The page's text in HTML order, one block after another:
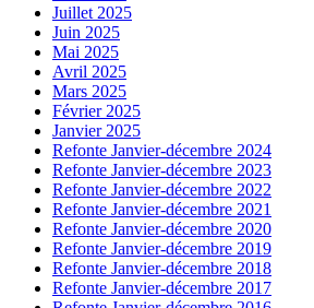
Juillet 2025
Juin 2025
Mai 2025
Avril 2025
Mars 2025
Février 2025
Janvier 2025
Refonte Janvier-décembre 2024
Refonte Janvier-décembre 2023
Refonte Janvier-décembre 2022
Refonte Janvier-décembre 2021
Refonte Janvier-décembre 2020
Refonte Janvier-décembre 2019
Refonte Janvier-décembre 2018
Refonte Janvier-décembre 2017